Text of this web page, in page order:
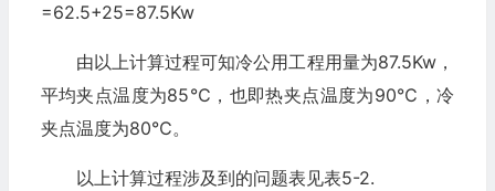
=62.5+25=87.5Kw
由以上计算过程可知冷公用工程用量为87.5Kw，
平均夹点温度为85℃，也即热夹点温度为90℃，冷
夹点温度为80℃。
以上计算过程涉及到的问题表见表5-2.